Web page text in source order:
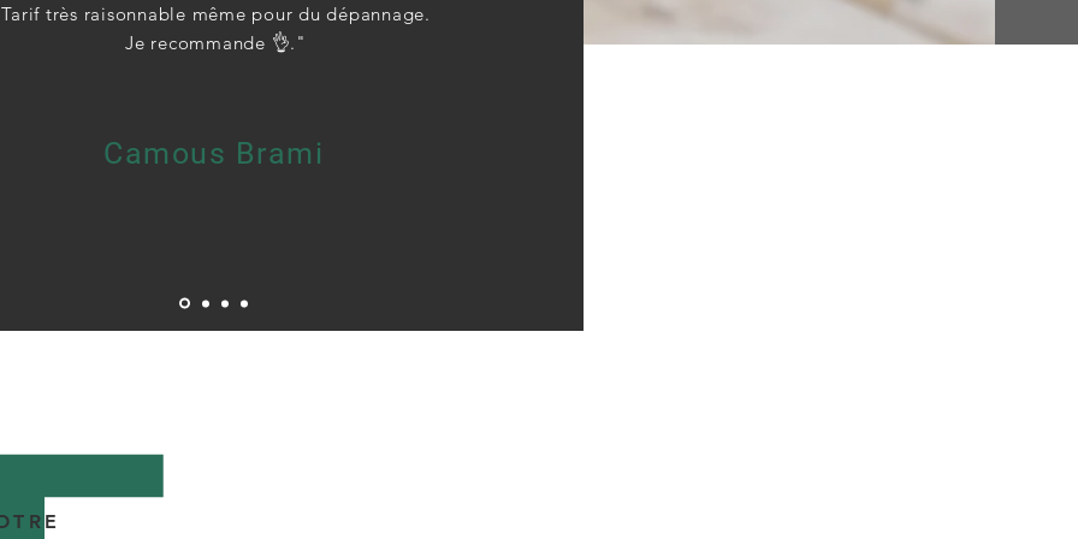
Tarif très raisonnable même pour du dépannage.
Je recommande 👌."
Camous Brami